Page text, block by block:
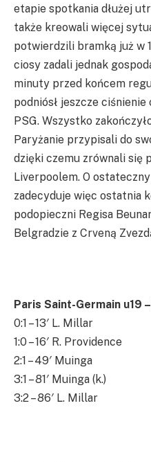
etapie spotkania dłużej
także kreowali więcej
potwierdzili bramką już w
ciosy zadali jednak
minuty przed końcem
podniósł jeszcze
PSG. Wszystko
Paryżanie przypisali do
dzięki czemu zrównali się
Liverpoolem. O
zadecyduje więc ostatnia
podopieczni Regisa
Belgradzie z Crveną
Paris Saint-Germain u19
0:1 – 13′ L. Millar
1:0 – 16′ R. Providence
2:1 – 49′ Muinga
3:1 – 81′ Muinga (k.)
3:2 – 86′ L. Millar